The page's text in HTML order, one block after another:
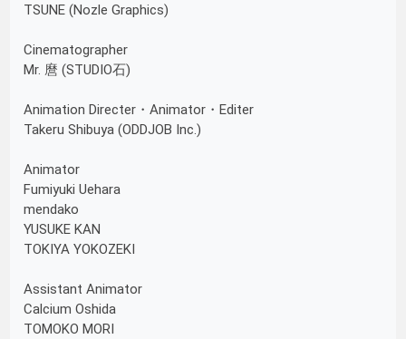
TSUNE (Nozle Graphics)
Cinematographer
Mr. 麿 (STUDIO石)
Animation Directer・Animator・Editer
Takeru Shibuya (ODDJOB Inc.)
Animator
Fumiyuki Uehara
mendako
YUSUKE KAN
TOKIYA YOKOZEKI
Assistant Animator
Calcium Oshida
TOMOKO MORI